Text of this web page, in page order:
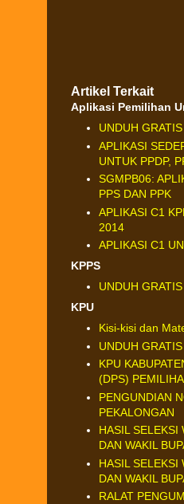
Artikel Terkait
Aplikasi Pemilihan
UNDUH
APLIKASI
UNTUK PPDP,
SGMPB06:
PPS DAN PPK
APLIKASI C1
2014
APLIKASI C1
KPPS
UNDUH
KPU
Kisi-kisi dan
UNDUH
KPU
(DPS)
PENGUNDIAN
PEKALONGAN
HASIL SELEKSI
DAN WAKIL
HASIL SELEKSI
DAN WAKIL
RALAT